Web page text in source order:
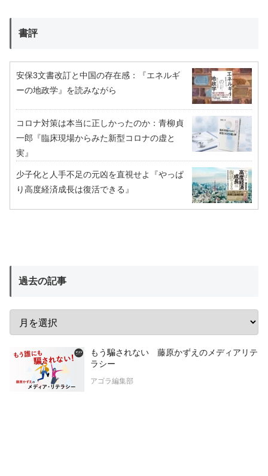
書評
安保3文書改訂と中国の存在感：『エネルギ
ーの地政学』を読みながら
コロナ対策は本当に正しかったのか：青柳貞
一郎『臨床現場からみた新型コロナの虚と
実』
少子化と人手不足の元凶を直視せよ『やっぱ
り高度経済成長は復活できる』
過去の記事
もう騙されない 藤原かずえのメディアリテ
ラシー
アゴラ編集部